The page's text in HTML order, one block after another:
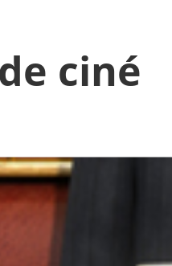
ciné